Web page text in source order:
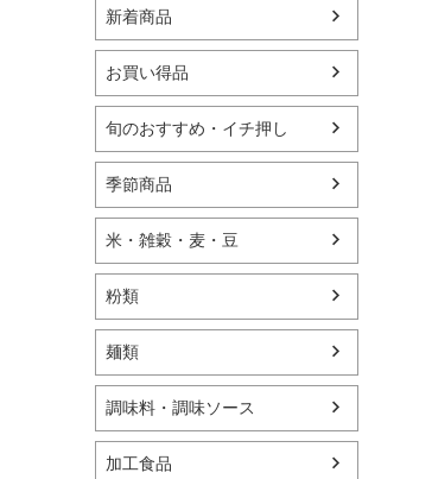
新着商品
お買い得品
旬のおすすめ・イチ押し
季節商品
米・雑穀・麦・豆
粉類
麺類
調味料・調味ソース
加工食品